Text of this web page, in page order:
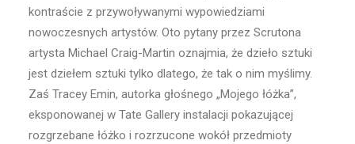
kontraście z przywoływanymi wypowiedziami
nowoczesnych artystów. Oto pytany przez Scrutona
artysta Michael Craig-Martin oznajmia, że dzieło sztuki
jest dziełem sztuki tylko dlatego, że tak o nim myślimy.
Zaś Tracey Emin, autorka głośnego „Mojego łóżka”,
eksponowanej w Tate Gallery instalacji pokazującej
rozgrzebane łóżko i rozrzucone wokół przedmioty